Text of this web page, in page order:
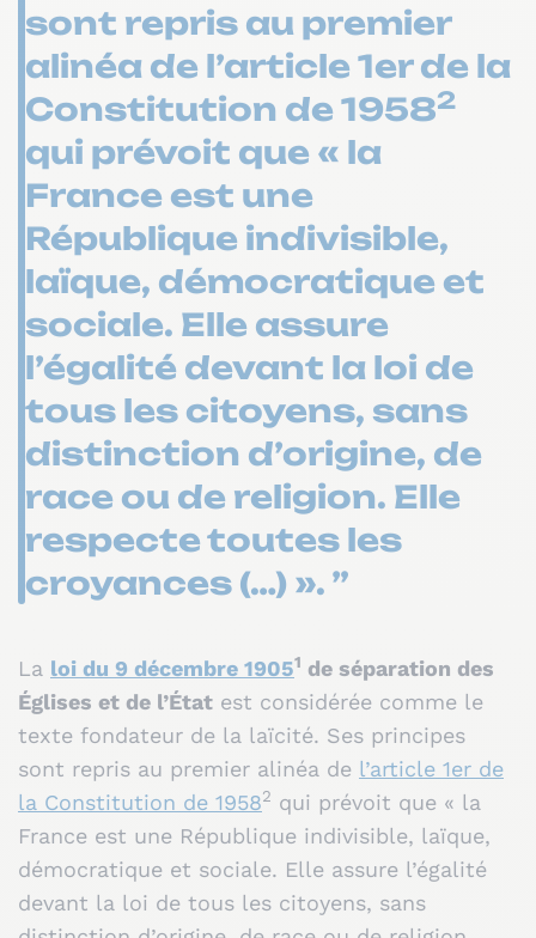
sont repris au premier
alinéa de l’article 1er de la
Constitution de 19582
qui prévoit que « la
France est une
République indivisible,
laïque, démocratique et
sociale. Elle assure
l’égalité devant la loi de
tous les citoyens, sans
distinction d’origine, de
race ou de religion. Elle
respecte toutes les
croyances (…) ». ”
La loi du 9 décembre 19051 de séparation des
Églises et de l’État est considérée comme le
texte fondateur de la laïcité. Ses principes
sont repris au premier alinéa de l’article 1er de
la Constitution de 19582 qui prévoit que « la
France est une République indivisible, laïque,
démocratique et sociale. Elle assure l’égalité
devant la loi de tous les citoyens, sans